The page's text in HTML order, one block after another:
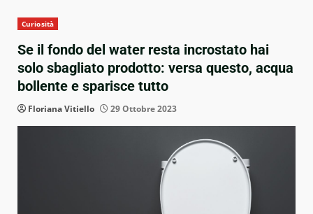
Curiosità
Se il fondo del water resta incrostato hai
solo sbagliato prodotto: versa questo, acqua
bollente e sparisce tutto
Floriana Vitiello 29 Ottobre 2023